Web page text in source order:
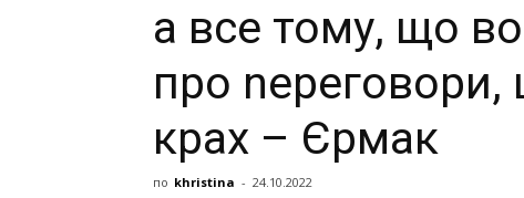
а все тому, що
про nереговори,
крax – Єрмак
по khristina - 24.10.2022